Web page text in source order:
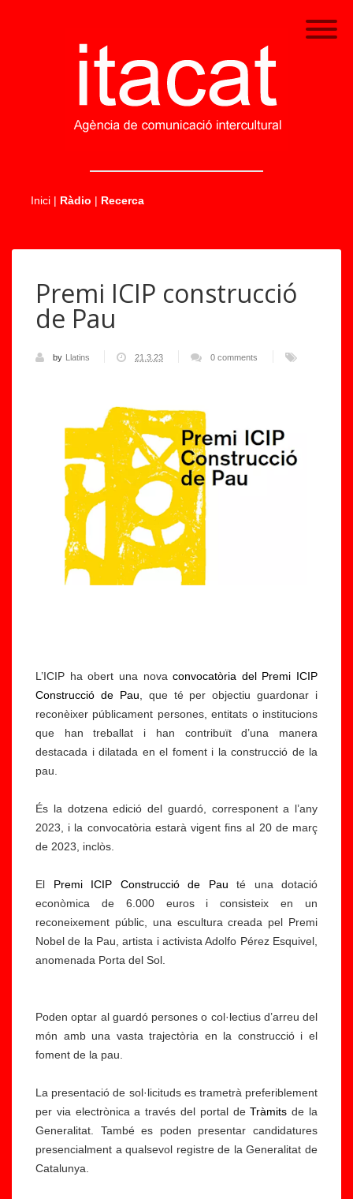
Inici | Ràdio | Recerca
Premi ICIP construcció
de Pau
by Llatins 21.3.23 0 comments
L’ICIP ha obert una novaconvocatòria del Premi ICIP
Construcció de Pau, que té per objectiu guardonar i
reconèixer públicament persones, entitats o institucions
que han treballat i han contribuït d’una manera
destacada i dilatada en el foment i la construcció de la
pau.
És la dotzena edició del guardó, corresponent a l’any
2023, i la convocatòria estarà vigent fins al 20 de març
de 2023, inclòs.
El Premi ICIP Construcció de Pau té una dotació
econòmica de 6.000 euros i consisteix en un
reconeixement públic, una escultura creada pel Premi
Nobel de la Pau, artista i activista Adolfo Pérez Esquivel,
anomenada Porta del Sol.
Poden optar al guardó persones o col·lectius d’arreu del
món amb una vasta trajectòria en la construcció i el
foment de la pau.
La presentació de sol·licituds es trametrà preferiblement
per via electrònica a través del portal deTràmits de la
Generalitat. També es poden presentar candidatures
presencialment a qualsevol registre de la Generalitat de
Catalunya.